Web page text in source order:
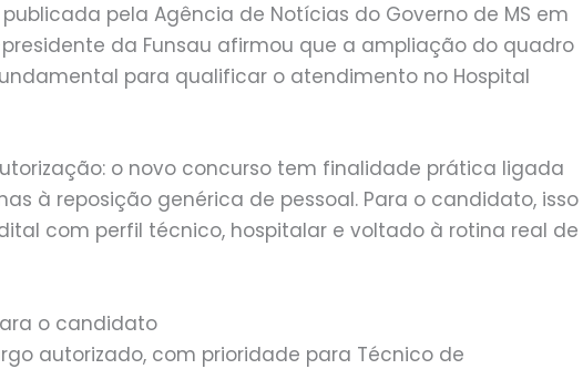
pela Agência de Notícias do Governo de MS em
presidente da Funsau afirmou que a ampliação do quadro
para qualificar o atendimento no Hospital
o novo concurso tem finalidade prática ligada
à reposição genérica de pessoal. Para o candidato, isso
com perfil técnico, hospitalar e voltado à rotina real de
o candidato
autorizado, com prioridade para Técnico de